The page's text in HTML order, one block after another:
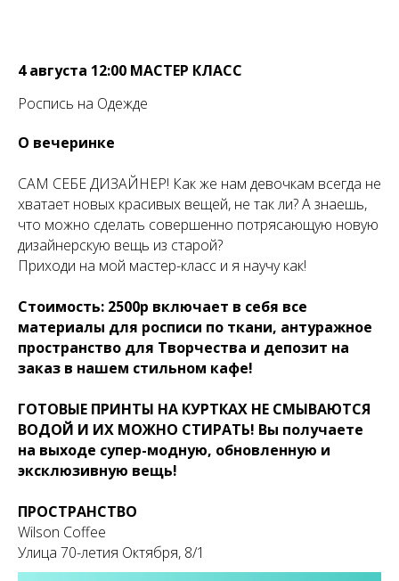
4 августа 12:00 МАСТЕР КЛАСС
Роспись на Одежде
О вечеринке
САМ СЕБЕ ДИЗАЙНЕР! Как же нам девочкам всегда не
хватает новых красивых вещей, не так ли? А знаешь,
что можно сделать совершенно потрясающую новую
дизайнерскую вещь из старой?
Приходи на мой мастер-класс и я научу как!
Стоимость: 2500р включает в себя все
материалы для росписи по ткани, антуражное
пространство для Творчества и депозит на
заказ в нашем стильном кафе!
ГОТОВЫЕ ПРИНТЫ НА КУРТКАХ НЕ СМЫВАЮТСЯ
ВОДОЙ И ИХ МОЖНО СТИРАТЬ! Вы получаете
на выходе супер-модную, обновленную и
эксклюзивную вещь!
ПРОСТРАНСТВО
Wilson Coffee
Улица 70-летия Октября, 8/1